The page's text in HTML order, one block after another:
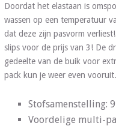
Doordat het elastaan is
wassen op een temperatuur
dat deze zijn pasvorm
slips voor de prijs van 3! De
gedeelte van de buik voor
pack kun je weer even vooruit.
Stofsamenstelling:
Voordelige multi-